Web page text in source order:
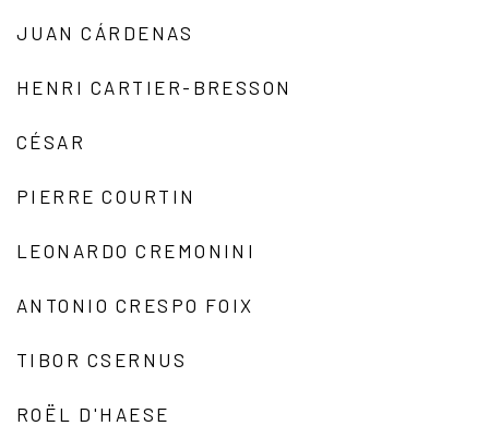
JUAN CÁRDENAS
HENRI CARTIER-BRESSON
CÉSAR
PIERRE COURTIN
LEONARDO CREMONINI
ANTONIO CRESPO FOIX
TIBOR CSERNUS
ROËL D'HAESE